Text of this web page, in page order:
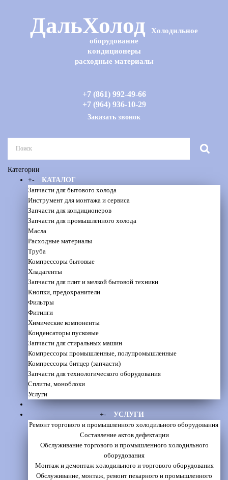
ДальХолод
Холодильное
оборудование
кондиционеры
расходные материалы
+7 (861) 992-49-66
+7 (964) 936-10-29
Заказать звонок
Категории
+-
КАТАЛОГ
Запчасти для бытового холода
Инструмент для монтажа и сервиса
Запчасти для кондиционеров
Запчасти для промышленного холода
Масла
Расходные материалы
Труба
Компрессоры бытовые
Хладагенты
Запчасти для плит и мелкой бытовой техники
Кнопки, предохранители
Фильтры
Фитинги
Химические компоненты
Конденсаторы пусковые
Запчасти для стиральных машин
Компрессоры промышленные, полупромышленные
Компрессоры битцер (запчасти)
Запчасти для технологического оборудования
Сплиты, моноблоки
Услуги
+-
УСЛУГИ
Ремонт торгового и промышленного холодильного оборудования
Составление актов дефектации
Обслуживание торгового и промышленного холодильного
оборудования
Монтаж и демонтаж холодильного и торгового оборудования
Обслуживание, монтаж, ремонт пекарного и промышленного